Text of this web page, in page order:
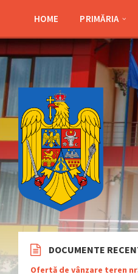
sidebar
sidebar
HOME PRIMĂRIA
DOCUMENTE
Ofertă de vânzare teren